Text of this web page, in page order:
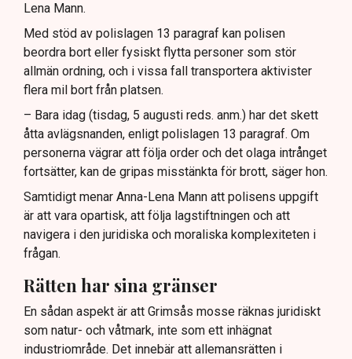
Lena Mann.
Med stöd av polislagen 13 paragraf kan polisen
beordra bort eller fysiskt flytta personer som stör
allmän ordning, och i vissa fall transportera aktivister
flera mil bort från platsen.
– Bara idag (tisdag, 5 augusti reds. anm.) har det skett
åtta avlägsnanden, enligt polislagen 13 paragraf. Om
personerna vägrar att följa order och det olaga intrånget
fortsätter, kan de gripas misstänkta för brott, säger hon.
Samtidigt menar Anna-Lena Mann att polisens uppgift
är att vara opartisk, att följa lagstiftningen och att
navigera i den juridiska och moraliska komplexiteten i
frågan.
Rätten har sina gränser
En sådan aspekt är att Grimsås mosse räknas juridiskt
som natur- och våtmark, inte som ett inhägnat
industriområde. Det innebär att allemansrätten i